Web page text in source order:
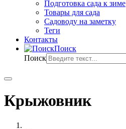
Подготовка сада к зиме
Товары для сада
Садоводу на заметку
Теги
Контакты
Поиск
Поиск
Крыжовник